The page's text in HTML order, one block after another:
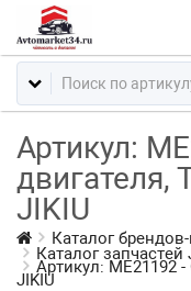
Артикул:
двигателя,
JIKIU
Каталог
Каталог запчастей
Артикул: ME21192
JIKIU